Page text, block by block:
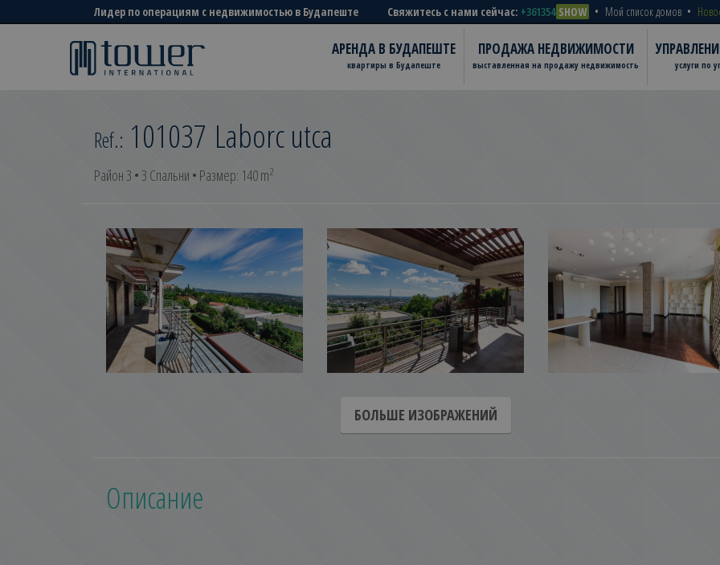
Лидер по операциям с недвижимостью в Будапеште Свяжитесь с нами сейчас: +361354 SHOW Мой список домов
АРЕНДА В БУДАПЕШТЕ
квартиры в Будапеште
ПРОДАЖА НЕДВИЖИМОСТИ
выставленная на продажу недвижимость услуги по
Laborc utca
Ref.: 101037
Район 3 • 3 Спальни • Размер: 140 m2
БОЛЬШЕ ИЗОБРАЖЕНИЙ
Описание